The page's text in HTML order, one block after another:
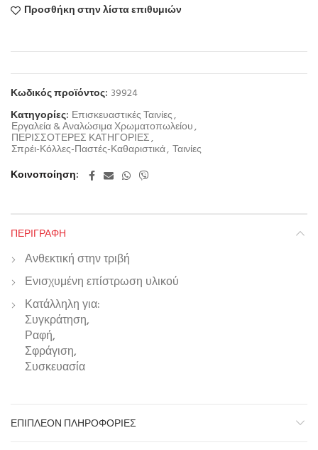
Προσθήκη στην λίστα επιθυμιών
Κωδικός προϊόντος: 39924
Κατηγορίες: Επισκευαστικές Ταινίες,
Εργαλεία & Αναλώσιμα Χρωματοπωλείου,
ΠΕΡΙΣΣΟΤΕΡΕΣ ΚΑΤΗΓΟΡΙΕΣ,
Σπρέι-Κόλλες-Παστές-Καθαριστικά, Ταινίες
Κοινοποίηση
ΠΕΡΙΓΡΑΦΉ
Ανθεκτική στην τριβή
Ενισχυμένη επίστρωση υλικού
Κατάλληλη για:
Συγκράτηση,
Ραφή,
Σφράγιση,
Συσκευασία
ΕΠΙΠΛΈΟΝ ΠΛΗΡΟΦΟΡΊΕΣ